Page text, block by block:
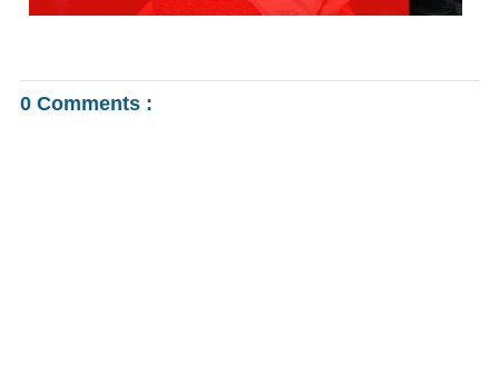
0 Comments :